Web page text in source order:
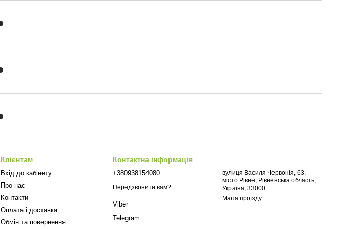
Клієнтам
Вхід до кабінету
Про нас
Контакти
Оплата і доставка
Обмін та повернення
Контактна інформація
+380938154080
Передзвонити вам?
Viber
Telegram
вулиця Василя Червонія, 63,
місто Рівне, Рівненська область,
Україна, 33000
Мапа проїзду